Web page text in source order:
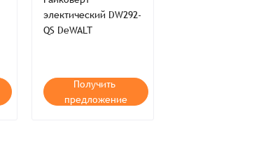
пароль?соглашения,
электический DW292-
QS DeWALT
Получить
предложение